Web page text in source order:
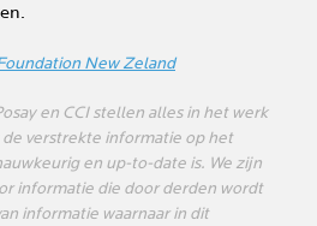
New Zeland
en CCI stellen alles in het werk
verstrekte informatie op het
en up-to-date is. We zijn
informatie die door derden wordt
informatie waarnaar in dit